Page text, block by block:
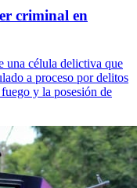
criminal en
una célula delictiva que
a proceso por delitos
y la posesión de